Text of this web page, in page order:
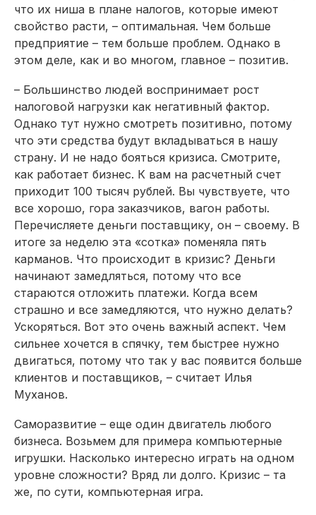
что их ниша в плане налогов, которые имеют
свойство расти, – оптимальная. Чем больше
предприятие – тем больше проблем. Однако в
этом деле, как и во многом, главное – позитив.
– Большинство людей воспринимает рост
налоговой нагрузки как негативный фактор.
Однако тут нужно смотреть позитивно, потому
что эти средства будут вкладываться в нашу
страну. И не надо бояться кризиса. Смотрите,
как работает бизнес. К вам на расчетный счет
приходит 100 тысяч рублей. Вы чувствуете, что
все хорошо, гора заказчиков, вагон работы.
Перечисляете деньги поставщику, он – своему. В
итоге за неделю эта «сотка» поменяла пять
карманов. Что происходит в кризис? Деньги
начинают замедляться, потому что все
стараются отложить платежи. Когда всем
страшно и все замедляются, что нужно делать?
Ускоряться. Вот это очень важный аспект. Чем
сильнее хочется в спячку, тем быстрее нужно
двигаться, потому что так у вас появится больше
клиентов и поставщиков, – считает Илья
Муханов.
Саморазвитие – еще один двигатель любого
бизнеса. Возьмем для примера компьютерные
игрушки. Насколько интересно играть на одном
уровне сложности? Вряд ли долго. Кризис – та
же, по сути, компьютерная игра.